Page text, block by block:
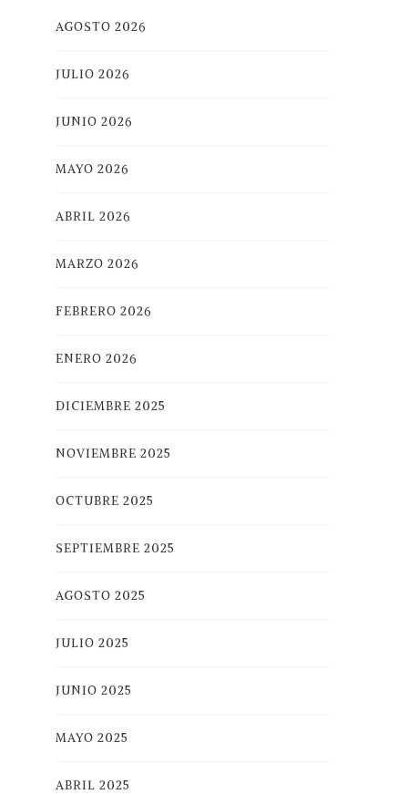
AGOSTO 2026
JULIO 2026
JUNIO 2026
MAYO 2026
ABRIL 2026
MARZO 2026
FEBRERO 2026
ENERO 2026
DICIEMBRE 2025
NOVIEMBRE 2025
OCTUBRE 2025
SEPTIEMBRE 2025
AGOSTO 2025
JULIO 2025
JUNIO 2025
MAYO 2025
ABRIL 2025